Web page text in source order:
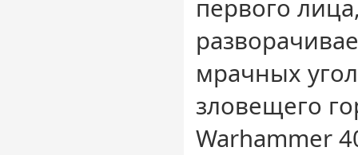
первого
мрачных
зловещего
Warhammer